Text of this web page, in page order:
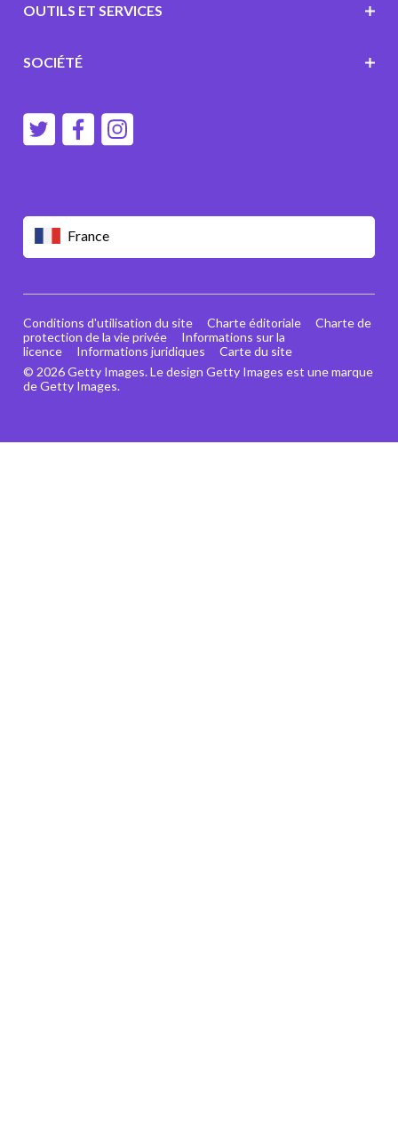
France
OUTILS ET SERVICES
SOCIÉTÉ
© 2026 Getty Images. Le design Getty Images est une marque
de Getty Images.
Conditions d'utilisation du site Charte éditoriale
Charte de
protection de la vie privée
Informations sur la
licence
Informations juridiques Carte du site